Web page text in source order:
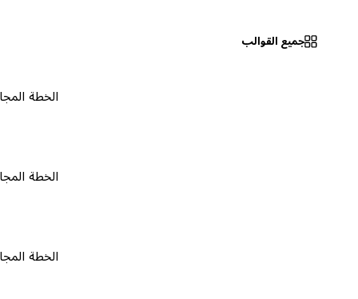
جميع القوالب
الخطة المجانية ٠
الخطة المجانية ٠
الخطة المجانية ٠